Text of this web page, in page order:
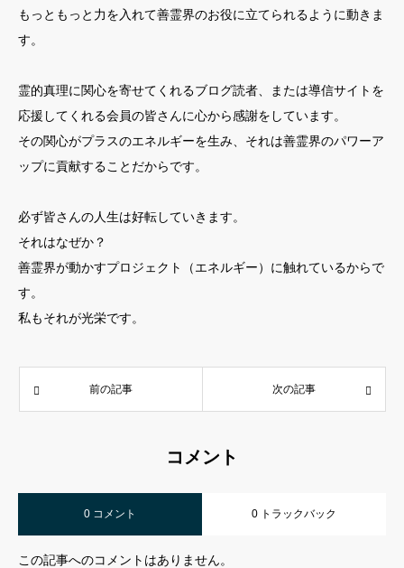
もっともっと力を入れて善霊界のお役に立てられるように動きま
す。
霊的真理に関心を寄せてくれるブログ読者、または導信サイトを
応援してくれる会員の皆さんに心から感謝をしています。
その関心がプラスのエネルギーを生み、それは善霊界のパワーア
ップに貢献することだからです。
必ず皆さんの人生は好転していきます。
それはなぜか？
善霊界が動かすプロジェクト（エネルギー）に触れているからで
す。
私もそれが光栄です。
前の記事 次の記事
コメント
0 コメント 0 トラックバック
この記事へのコメントはありません。